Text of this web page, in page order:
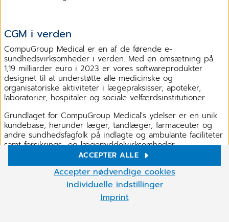
CGM i verden
CompuGroup Medical er en af de førende e-
sundhedsvirksomheder i verden. Med en omsætning på
1,19 milliarder euro i 2023 er vores softwareprodukter
designet til at understøtte alle medicinske og
organisatoriske aktiviteter i lægepraksisser, apoteker,
laboratorier, hospitaler og sociale velfærdsinstitutioner.
Grundlaget for CompuGroup Medical's ydelser er en unik
kundebase, herunder læger, tandlæger, farmaceuter og
andre sundhedsfagfolk på indlagte og ambulante faciliteter
samt forsikrings- og lægemiddelvirksomheder.
CompuGroup Medical har kontorer i 19 lande og tilbyder
løsninger i 60 lande over hele verden. Mere end 9.000
højt kvalificerede medarbejdere understøtter kunder med
innovative løsninger til de stadigt voksende krav i
Cookie settings
Vi bruger cookies og andre teknologier på vores hjemmeside.
Nogle af dem er nødvendige, mens andre hjælper os med at
forbedre vores onlinetjenester og drive dem økonomisk. Du kan
ACCEPTER ALLE
Accepter nødvendige cookies
Individuelle indstillinger
Imprint